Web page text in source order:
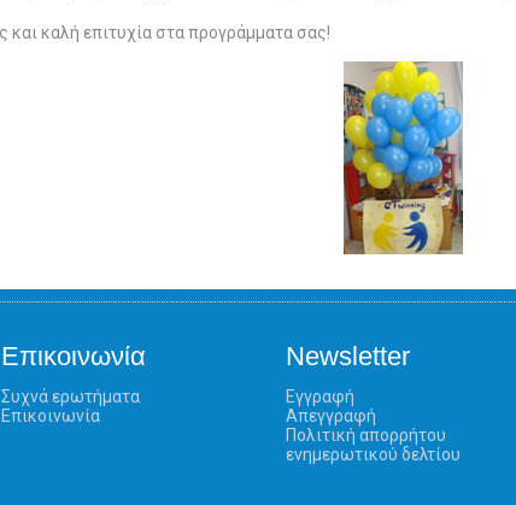
και καλή επιτυχία στα προγράμματα σας!
Επικοινωνία
Συχνά ερωτήματα
Επικοινωνία
Newsletter
Εγγραφή
Απεγγραφή
Πολιτική απορρήτου
ενημερωτικού δελτίου